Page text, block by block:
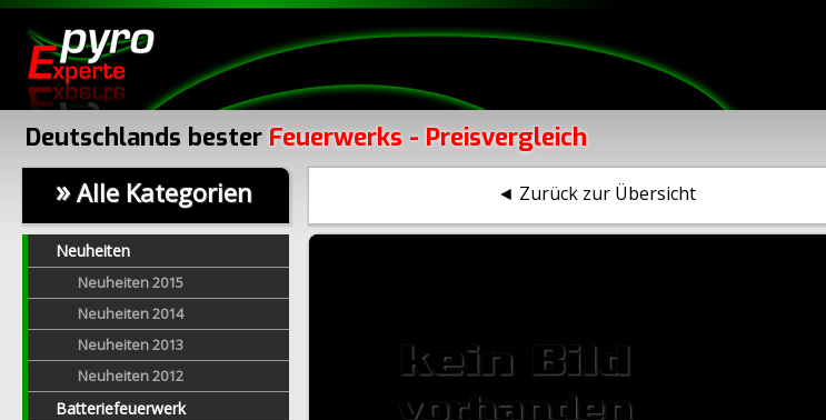
Deutschlands bester Feuerwerks - Preisvergleich
»Alle Kategorien
Neuheiten
Neuheiten 2015
Neuheiten 2014
Neuheiten 2013
Neuheiten 2012
Batteriefeuerwerk
◄ Zurück zur Übersicht